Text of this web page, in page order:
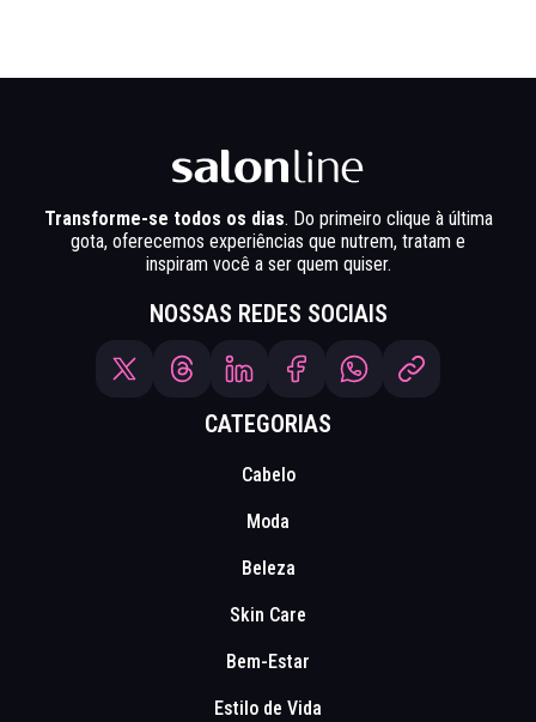
Transforme-se todos os dias. Do primeiro clique à última
gota, oferecemos experiências que nutrem, tratam e
inspiram você a ser quem quiser.
NOSSAS REDES SOCIAIS
CATEGORIAS
Cabelo
Moda
Beleza
Skin Care
Bem-Estar
Estilo de Vida